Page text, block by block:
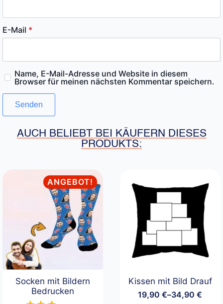
E-Mail *
Name, E-Mail-Adresse und Website in diesem
Browser für meinen nächsten Kommentar speichern.
AUCH BELIEBT BEI KÄUFERN DIESES
PRODUKTS:
ANGEBOT!
Socken mit Bildern
Bedrucken
Kissen mit Bild Drauf
19,90€–34,90€
Preisspanne: